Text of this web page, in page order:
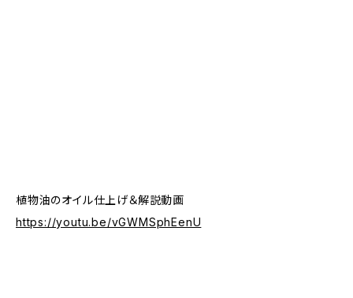
植物油のオイル仕上げ＆解説動画
https://youtu.be/vGWMSphEenU